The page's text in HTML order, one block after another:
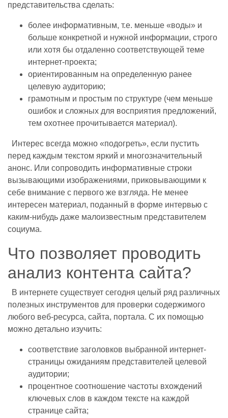
представительства сделать:
более информативным, т.е. меньше «воды» и
больше конкретной и нужной информации, строго
или хотя бы отдаленно соответствующей теме
интернет-проекта;
ориентированным на определенную ранее
целевую аудиторию;
грамотным и простым по структуре (чем меньше
ошибок и сложных для восприятия предложений,
тем охотнее прочитывается материал).
Интерес всегда можно «подогреть», если пустить
перед каждым текстом яркий и многозначительный
анонс. Или сопроводить информативные строки
вызывающими изображениями, приковывающими к
себе внимание с первого же взгляда. Не менее
интересен материал, поданный в форме интервью с
каким-нибудь даже малоизвестным представителем
социума.
Что позволяет проводить
анализ контента сайта?
В интернете существует сегодня целый ряд различных
полезных инструментов для проверки содержимого
любого веб-ресурса, сайта, портала. С их помощью
можно детально изучить:
соответствие заголовков выбранной интернет-
страницы ожиданиям представителей целевой
аудитории;
процентное соотношение частоты вхождений
ключевых слов в каждом тексте на каждой
странице сайта;